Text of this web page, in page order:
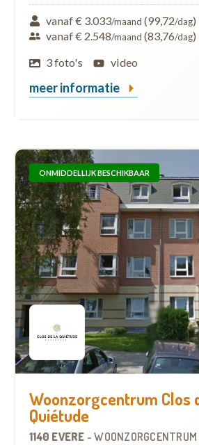
vanaf € 3.033/maand (99,72/dag)
vanaf € 2.548/maand (83,76/dag)
3 foto's
video
meer informatie
ONMIDDELLIJK BESCHIKBAAR
Woonzorgcentrum Clos
Quiétude
1140 EVERE -